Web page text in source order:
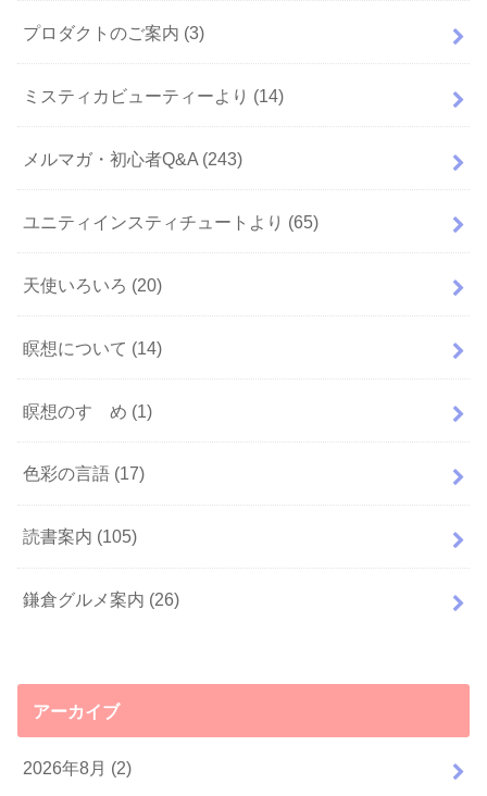
プロダクトのご案内 (3)
ミスティカビューティーより (14)
メルマガ・初心者Q&A (243)
ユニティインスティチュートより (65)
天使いろいろ (20)
瞑想について (14)
瞑想のすゝめ (1)
色彩の言語 (17)
読書案内 (105)
鎌倉グルメ案内 (26)
アーカイブ
2026年8月 (2)